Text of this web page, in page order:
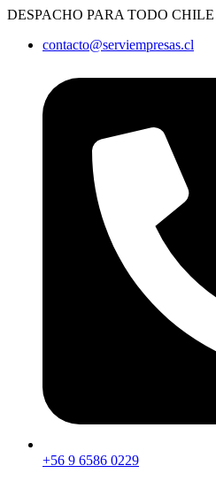
Ir
contenido
DESPACHO PARA TODO CHILE
contacto@serviempresas.cl
+56 9 6586 0229